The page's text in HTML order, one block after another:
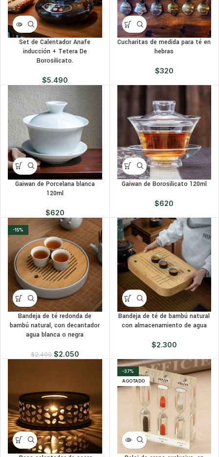
Set de Calentador Anafe
inducción + Tetera De
Borosilicato.
$5.490
Cucharitas de medida para té en
hebras
$320
Gaiwan de Porcelana blanca
120ml
$620
Gaiwan de Borosilicato 120ml
$620
-15%
Bandeja de té redonda de
bambú natural, con decantador
agua blanca o negra
$2.400 $2.050
Bandeja de té de bambú natural
con almacenamiento de agua
$2.300
-37%
AGOTADO